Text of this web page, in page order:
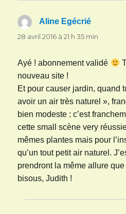
Aline Egécrié
28 avril 2016 à 21 h 35 min
Ayé ! abonnement validé
nouveau site !
Et pour causer jardin, quand
avoir un air très naturel »,
bien modeste : c’est
cette small scène very
mêmes plantes mais pour
qu’un tout petit air naturel.
prendront la même allure
bisous, Judith !